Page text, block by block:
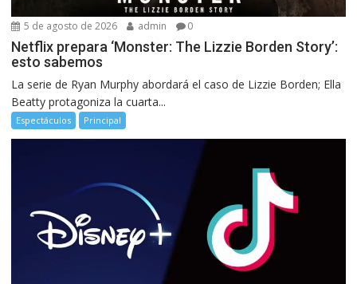
5 de agosto de 2026 admin 0
Netflix prepara ‘Monster: The Lizzie Borden Story’:
esto sabemos
La serie de Ryan Murphy abordará el caso de Lizzie Borden; Ella
Beatty protagoniza la cuarta...
Espectáculos Principal